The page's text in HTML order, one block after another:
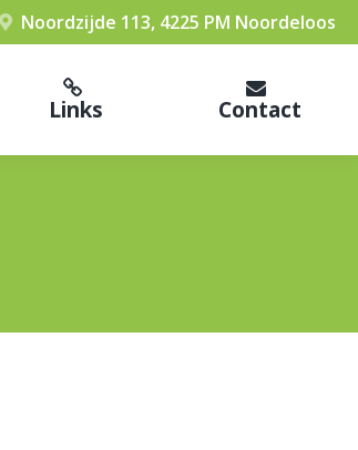
Noordzijde 113, 4225 PM Noordeloos
Links Contact